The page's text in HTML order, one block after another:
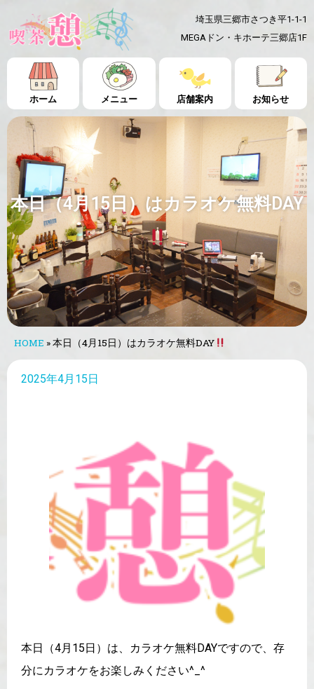
埼玉県三郷市さつき平1-1-1
MEGAドン・キホーテ三郷店1F
ホーム メニュー 店舗案内 お知らせ
本日（4月15日）はカラオケ無料DAY
HOME »本日（4月15日）はカラオケ無料DAY
2025年4月15日
本日（4月15日）は、カラオケ無料DAYですので、存
分にカラオケをお楽しみください^_^